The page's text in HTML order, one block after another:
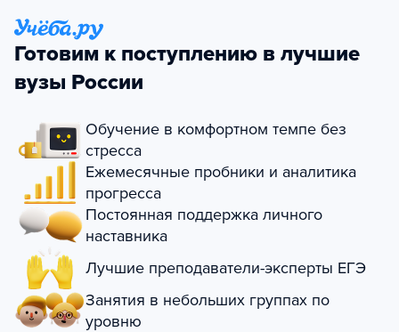
Готовим к поступлению в лучшие
вузы России
Обучение в комфортном темпе без
стресса
Ежемесячные пробники и аналитика
прогресса
Постоянная поддержка личного
наставника
Лучшие преподаватели-эксперты ЕГЭ
Занятия в небольших группах по
уровню